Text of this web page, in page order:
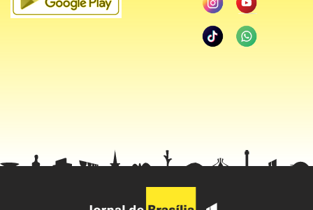
A quebra de sigilo valeria desde 21 de maio de 2009. Cláudia
disse a pessoas próximas que não levou adiante as
WhatsApp
LinkedIn
Twitter
X Telegram